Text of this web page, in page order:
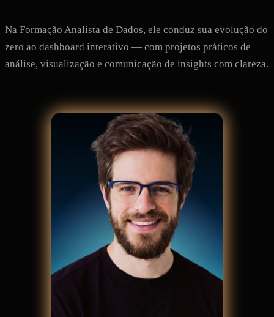
Na Formação Analista de Dados, ele conduz sua evolução do
zero ao dashboard interativo — com projetos práticos de
análise, visualização e comunicação de insights com clareza.